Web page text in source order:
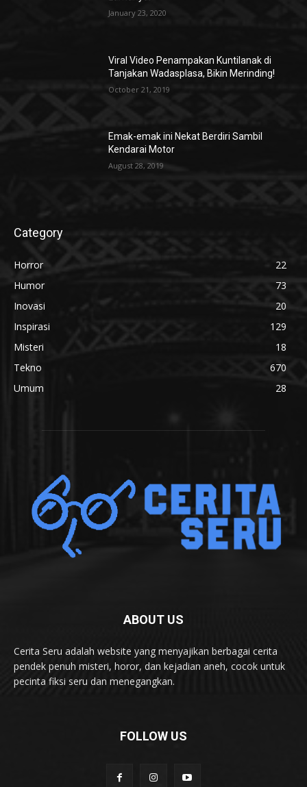
January 23, 2020
Viral Video Penampakan Kuntilanak di
Tanjakan Wadasplasa, Bikin Merinding!
October 21, 2019
Emak-emak ini Nekat Berdiri Sambil
Kendarai Motor
August 28, 2019
Category
Horror
22
Humor
73
Inovasi
20
Inspirasi
129
Misteri
18
Tekno
670
Umum
28
ABOUT US
Cerita Seru adalah website yang menyajikan berbagai cerita
pendek penuh misteri, horor, dan kejadian aneh, cocok untuk
pecinta fiksi seru dan menegangkan.
FOLLOW US